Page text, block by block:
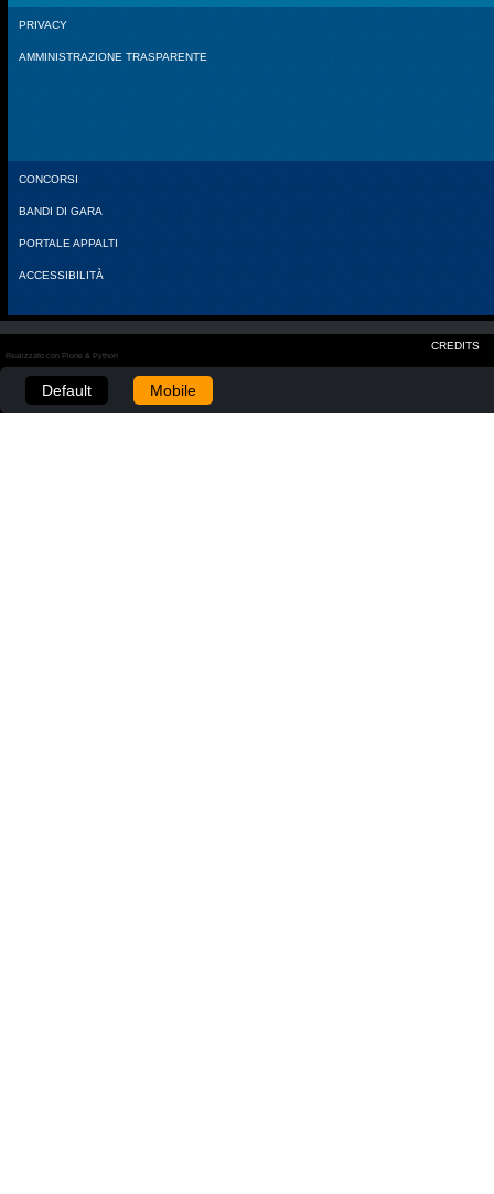
PRIVACY
AMMINISTRAZIONE TRASPARENTE
CONCORSI
BANDI DI GARA
PORTALE APPALTI
ACCESSIBILITÀ
CREDITS
Realizzato con Plone & Python
Default Mobile